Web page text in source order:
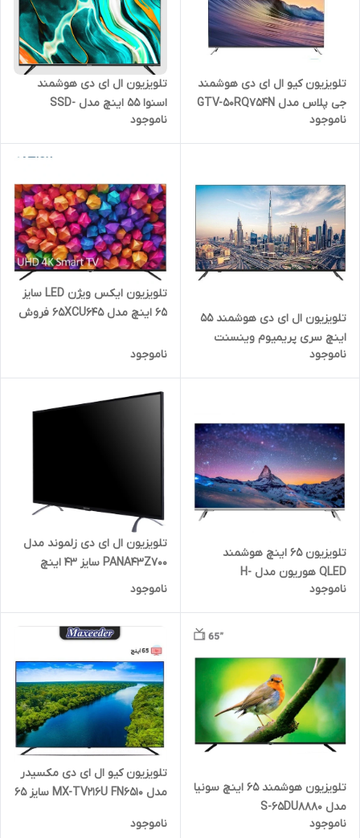
تلویزیون کیو ال ای دی هوشمند
جی پلاس مدل GTV-50RQ754N
سایز 50 اینچ
ناموجود
تلویزیون ال ای دی هوشمند
اسنوا 55 اینچ مدل SSD-
55SK610UD
ناموجود
تلویزیون ال ای دی هوشمند 55
اینچ سری پریمیوم وینسنت
مدل 55VU7510
ناموجود
تلویزیون ایکس ویژن LED سایز
65 اینچ مدل 65XCU645 فروش
ناموجود
تلویزیون 65 اینچ هوشمند
QLED هوریون مدل H-
65QU9790
ناموجود
تلویزیون ال ای دی زلموند مدل
PANA43Z700 سایز 43 اینچ
ناموجود
تلویزیون هوشمند ۶۵ اینچ سونیا
مدل S-65DU8880
ناموجود
تلویزیون کیو ال ای دی مکسیدر
مدل MX-TV216U FN6510 سایز 65
ناموجود